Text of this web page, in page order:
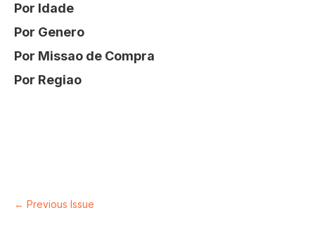
Por Idade
Por Genero
Por Missao de Compra
Por Regiao
← Previous Issue